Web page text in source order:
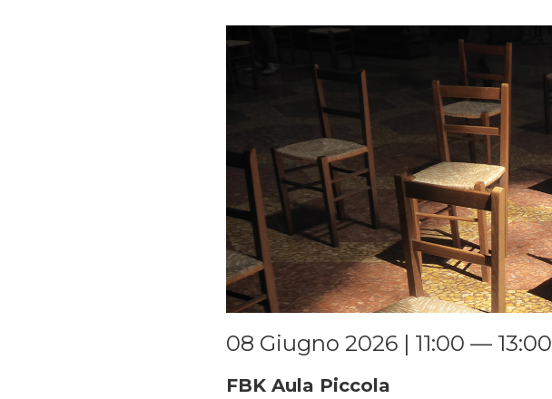
08 Giugno 2026 | 11:00 — 13:00
FBK Aula Piccola